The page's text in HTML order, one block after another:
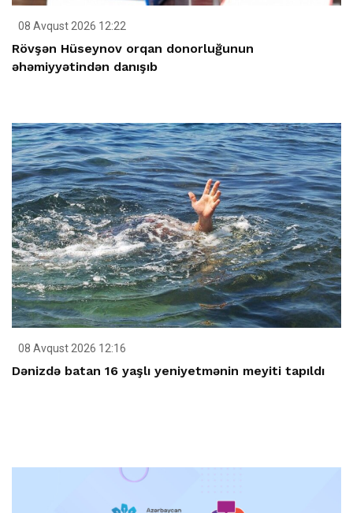
08 Avqust 2026 12:22
Rövşən Hüseynov orqan donorluğunun
əhəmiyyətindən danışıb
08 Avqust 2026 12:16
Dənizdə batan 16 yaşlı yeniyetmənin meyiti tapıldı